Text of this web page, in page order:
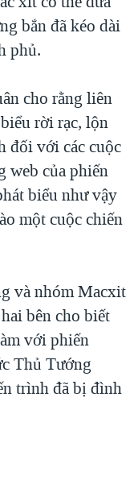
QUÁ KHỨ VÀ HIỆN
CUỘC'
NAM
NAM
HẢI SÂM
NÔNG THÔN MỸ
bắn đã kéo dài
phủ.
cho rằng liên
rời rạc, lộn
đối với các cuộc
web của phiến
biểu như vậy
một cuộc chiến
và nhóm Macxit
bên cho biết
với phiến
Thủ Tướng
trình đã bị đình